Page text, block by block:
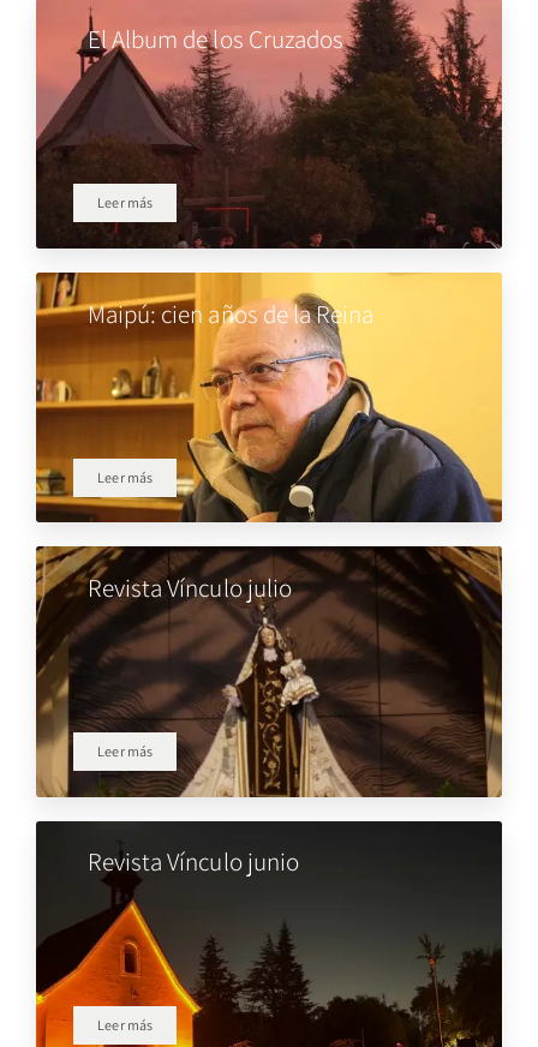
El Album de los Cruzados
Leer más
Maipú: cien años de la Reina
Leer más
Revista Vínculo julio
Leer más
Revista Vínculo junio
Leer más